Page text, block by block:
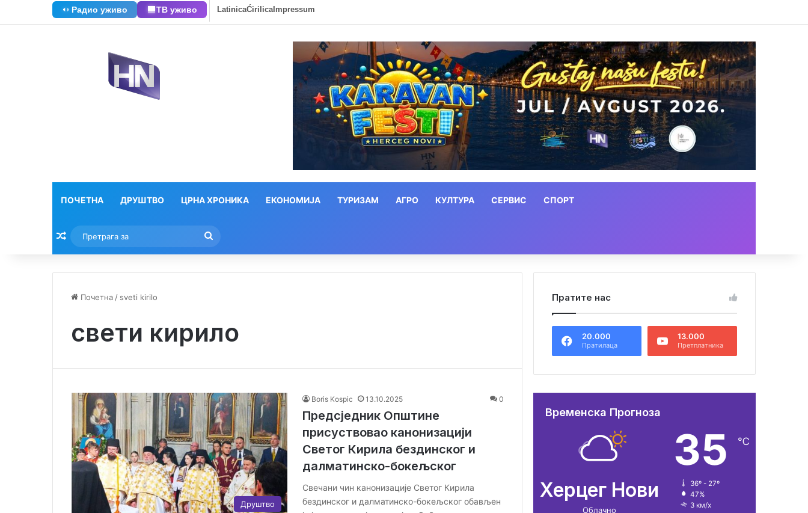
Радио уживо ТВ уживо LatinicaĆirilicaImpressum
ПОЧЕТНА ДРУШТВО ЦРНА ХРОНИКА ЕКОНОМИЈА ТУРИЗАМ АГРО КУЛТУРА СЕРВИС СПОРТ
Насумични текстови
за
Почетна / sveti kirilo
свети кирило
Друштво
Boris Kospic 13.10.2025 0
Предсједник Општине
присуствовао канонизацији
Светог Кирила бездинског и
далматинско-бокељског
Свечани чин канонизације Светог Кирила
бездинског и далматинско-бокељског обављен
Пратите нас
20.000
Пратилаца
13.000
Претплатника
Временска Прогноза
Херцег Нови
Облачно
35 ℃
36º - 27º
47%
3 км/х